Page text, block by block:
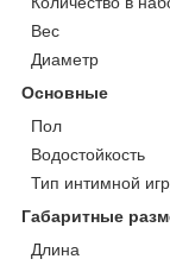
Вес
Диаметр
Основные
Пол
Водостойкость
Тип интимной
Габаритные
Длина